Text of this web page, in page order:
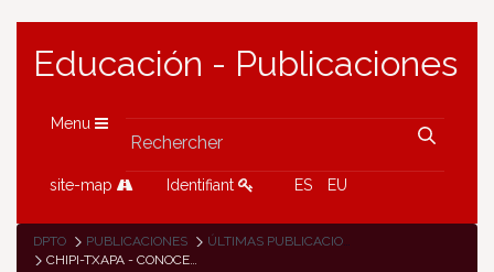
Educación - Publicaciones
Menu
site-map Identifiant ES EU
DPTO PUBLICACIONES
ÚLTIMAS PUBLICACIONES
CHIPI-TXAPA - CONOCER NAVARRA